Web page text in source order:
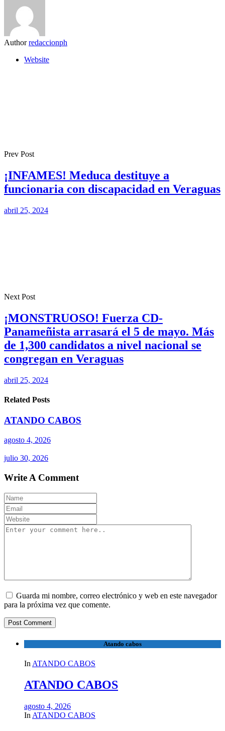
Author redaccionph
Website
Prev Post
¡INFAMES! Meduca destituye a
funcionaria con discapacidad en Veraguas
abril 25, 2024
Next Post
¡MONSTRUOSO! Fuerza CD-
Panameñista arrasará el 5 de mayo. Más
de 1,300 candidatos a nivel nacional se
congregan en Veraguas
abril 25, 2024
Related Posts
ATANDO CABOS
agosto 4, 2026
julio 30, 2026
Write A Comment
Guarda mi nombre, correo electrónico y web en este navegador
para la próxima vez que comente.
Atando cabos
In ATANDO CABOS
ATANDO CABOS
agosto 4, 2026
In ATANDO CABOS